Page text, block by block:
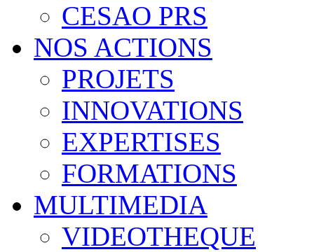
CESAO PRS
NOS ACTIONS
PROJETS
INNOVATIONS
EXPERTISES
FORMATIONS
MULTIMEDIA
VIDEOTHEQUE